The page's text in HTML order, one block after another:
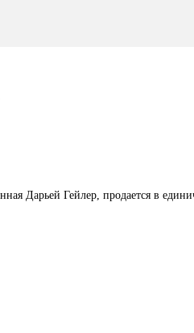
Дарьей Гейлер, продается в